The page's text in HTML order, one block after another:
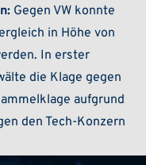
Gegen VW konnte
in Höhe von
In erster
die Klage gegen
aufgrund
den Tech-Konzern